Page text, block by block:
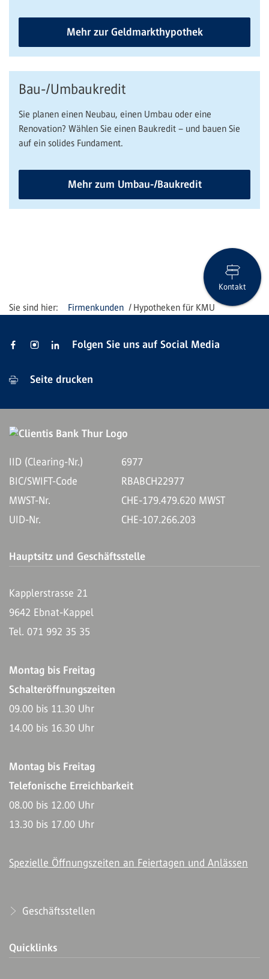
Mehr zur Geldmarkthypothek
Bau-/Umbaukredit
Sie planen einen Neubau, einen Umbau oder eine
Renovation? Wählen Sie einen Baukredit – und bauen Sie
auf ein solides Fundament.
Mehr zum Umbau-/Baukredit
Firmenkunden Hypotheken für KMU
Kontakt
Folgen Sie uns auf Social Media
Seite drucken
IID (Clearing-Nr.)
6977
BIC/SWIFT-Code
RBABCH22977
MWST-Nr.
CHE-179.479.620 MWST
UID-Nr.
CHE-107.266.203
Hauptsitz und Geschäftsstelle
Kapplerstrasse 21
9642 Ebnat-Kappel
Tel. 071 992 35 35
Montag bis Freitag
Schalteröffnungszeiten
09.00 bis 11.30 Uhr
14.00 bis 16.30 Uhr
Montag bis Freitag
Telefonische Erreichbarkeit
08.00 bis 12.00 Uhr
13.30 bis 17.00 Uhr
Spezielle Öffnungszeiten an Feiertagen und Anlässen
Geschäftsstellen
Quicklinks